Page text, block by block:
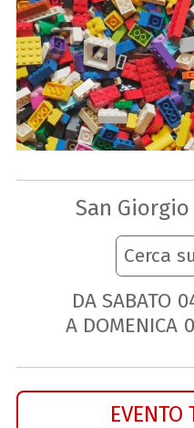
San Giorgio
Cerca
DA SABATO
A DOMENICA
EVENTO